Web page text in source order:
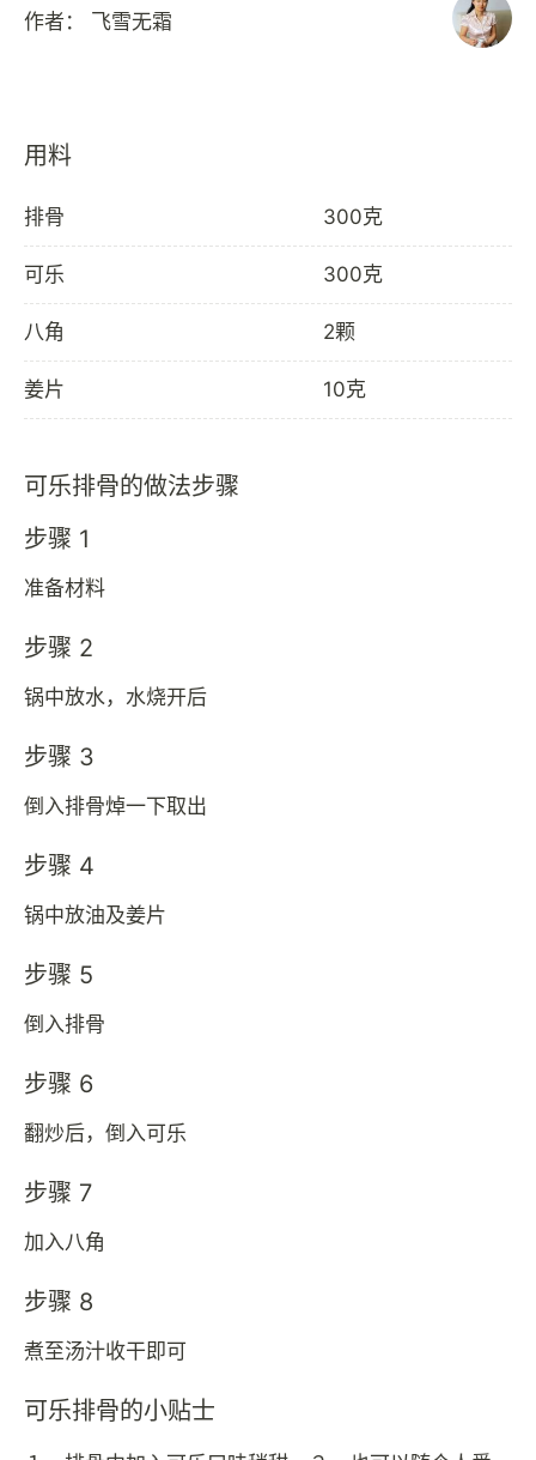
作者： 飞雪无霜
用料
排骨 300克
可乐 300克
八角 2颗
姜片 10克
可乐排骨的做法步骤
步骤 1
准备材料
步骤 2
锅中放水，水烧开后
步骤 3
倒入排骨焯一下取出
步骤 4
锅中放油及姜片
步骤 5
倒入排骨
步骤 6
翻炒后，倒入可乐
步骤 7
加入八角
步骤 8
煮至汤汁收干即可
可乐排骨的小贴士